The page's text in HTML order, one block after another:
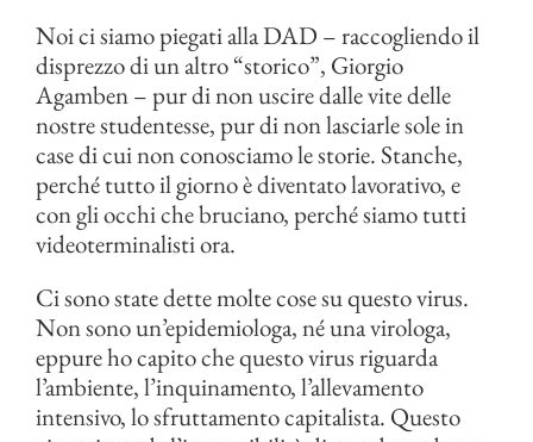
Noi ci siamo piegati alla DAD – raccogliendo il
disprezzo di un altro “storico”, Giorgio
Agamben – pur di non uscire dalle vite delle
nostre studentesse, pur di non lasciarle sole in
case di cui non conosciamo le storie. Stanche,
perché tutto il giorno è diventato lavorativo, e
con gli occhi che bruciano, perché siamo tutti
videoterminalisti ora.
Ci sono state dette molte cose su questo virus.
Non sono un’epidemiologa, né una virologa,
eppure ho capito che questo virus riguarda
l’ambiente, l’inquinamento, l’allevamento
intensivo, lo sfruttamento capitalista. Questo